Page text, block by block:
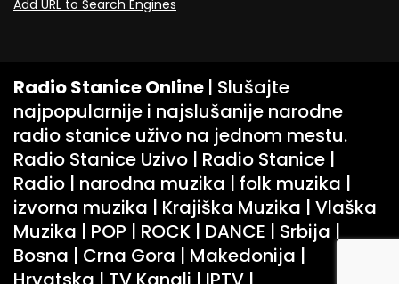
Add URL to Search Engines
Radio Stanice Online | Slušajte
najpopularnije i najslušanije narodne
radio stanice uživo na jednom mestu.
Radio Stanice Uzivo | Radio Stanice |
Radio | narodna muzika | folk muzika |
izvorna muzika | Krajiška Muzika | Vlaška
Muzika | POP | ROCK | DANCE | Srbija |
Bosna | Crna Gora | Makedonija |